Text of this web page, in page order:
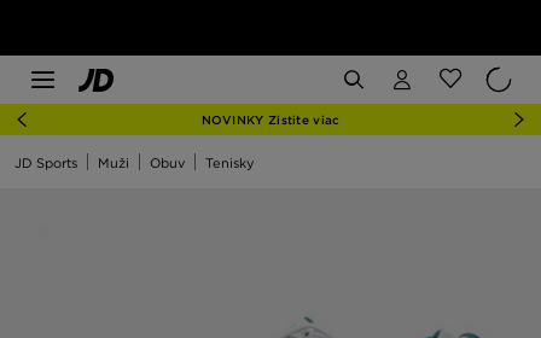
NOVINKY Zistite viac
JD Sports Muži Obuv Tenisky